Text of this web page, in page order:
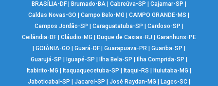
BRASÍLIA-DF| Brumado-BA| Cabreúva-SP Cajamar-SP
Caldas Novas-GO
|Campo Belo-MG |CAMPO GRANDE-MS
Campos Jordão-SP
Caraguatatuba-SP Cardoso-SP
Ceilândia-DF| Cláudio-MG Duque de Caxias-RJ
Garanhuns-PE
GOIÂNIA-GO Guará-DF| Guarapuava-PR| Guariba-SP
Guarujá-SP
Iguapé-SP Ilha Bela-SP Ilha Comprida-SP
Itabirito-MG
Itaquaquecetuba-SP Itaqui-RS Ituiutaba-MG
Jaboticabal-SP
Jacareí-SP José Raydan-MG Lages-SC|